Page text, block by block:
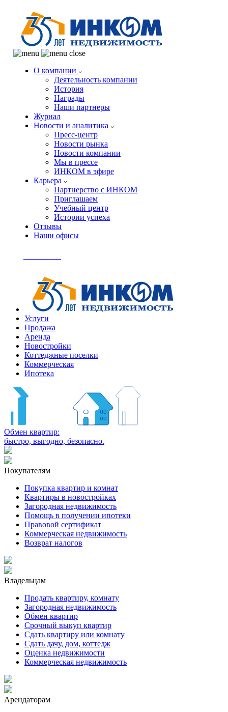
О компании
Деятельность компании
История
Награды
Наши партнеры
Журнал
Новости и аналитика
Пресс-центр
Новости рынка
Новости компании
Мы в прессе
ИНКОМ в эфире
Карьера
Партнерство с ИНКОМ
Приглашаем
Учебный центр
Истории успеха
Отзывы
Наши офисы
Услуги
Продажа
Аренда
Новостройки
Коттеджные поселки
Коммерческая
Ипотека
Обмен квартир:
быстро, выгодно, безопасно.
Покупателям
Покупка квартир и комнат
Квартиры в новостройках
Загородная недвижимость
Помощь в получении ипотеки
Правовой сертификат
Коммерческая недвижимость
Возврат налогов
Владельцам
Продать квартиру, комнату
Загородная недвижимость
Обмен квартир
Срочный выкуп квартир
Сдать квартиру или комнату
Сдать дачу, дом, коттедж
Оценка недвижимости
Коммерческая недвижимость
Арендаторам